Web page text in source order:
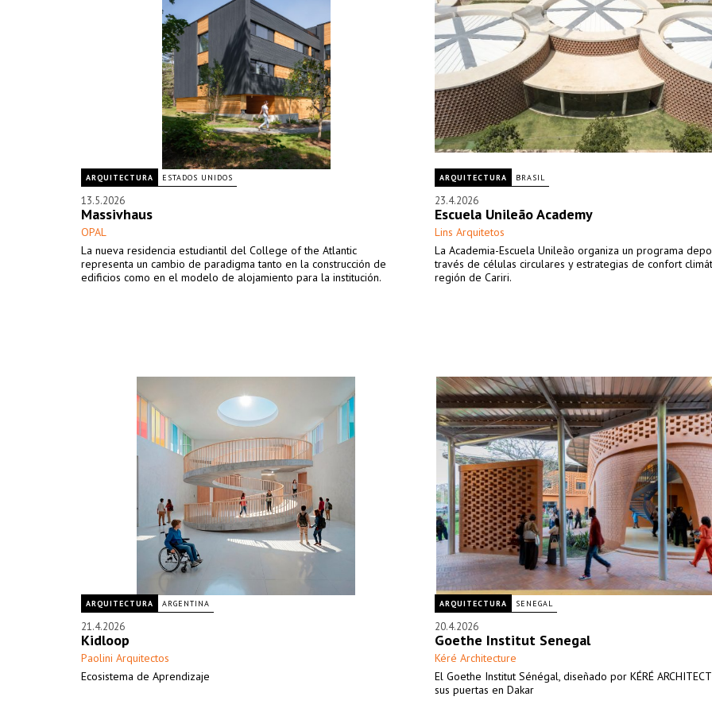
ARQUITECTURA ESTADOS UNIDOS
13.5.2026
Massivhaus
OPAL
La nueva residencia estudiantil del College of the Atlantic
representa un cambio de paradigma tanto en la construcción de
edificios como en el modelo de alojamiento para la institución.
ARQUITECTURA BRASIL
23.4.2026
Escuela Unileão Academy
Lins Arquitetos
La Academia-Escuela Unileão organiza un programa
través de células circulares y estrategias de confort
región de Cariri.
ARQUITECTURA ARGENTINA
21.4.2026
Kidloop
Paolini Arquitectos
Ecosistema de Aprendizaje
ARQUITECTURA SENEGAL
20.4.2026
Goethe Institut Senegal
Kéré Architecture
El Goethe Institut Sénégal, diseñado por KÉRÉ
sus puertas en Dakar